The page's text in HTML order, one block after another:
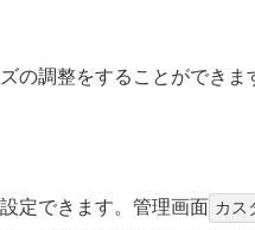
の調整をすることができま
定できます。管理画面 カス